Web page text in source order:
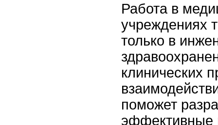
Работа в
учреждениях
только в
клинических
поможет
эффективные